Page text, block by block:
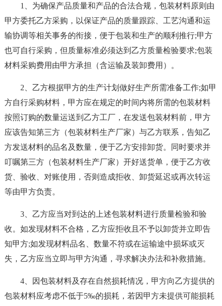
1、为确保产品质量和产品的合法合规，包装材料原则由
甲方委托乙方采购，以保证产品的质量跟踪、工艺沟通和运
输协调等相关事务的衔接，便于包装和生产的顺利推行;甲方
也可自行采购，但质量标准必须达到乙方质量检验要求;包装
材料采购费用由甲方承担（含运输及装卸费用）。
2、乙方根据甲方的生产计划做好生产所需准备工作;如甲
方自行采购材料，甲方应在规定的时间内将所需的包装材料
按照订购的数量运送到乙方工厂，在发送包装材料前，甲方
应该告知第三方（包装材料生产厂家）与乙方联系，告知乙
方发送材料的品名及数量，便于乙方安排卸货。同时要求并
叮嘱第三方（包装材料生产厂家）开好送货单，便于乙方收
货、验收、对账使用，否则造成拒收、卸货延迟或再次转运
等由甲方负责。
3、乙方应当对到达的上述包装材料进行质量检验和验
收。如发现材料不合格，乙方应拒收且不予以卸货并立即告
知甲方;如发现材料品名、数量不符或在运输途中损坏或灭
失，乙方应当立即与甲方沟通，寻求解决办法和补救措施。
4、因包装材料及存在自然损耗情况，甲方向乙方提供的
包装材料应考虑不低于5‰的损耗，若因甲方未提供可能损耗